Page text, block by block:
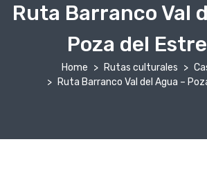
Ruta Barranco Val
Poza del
Home Rutas culturales
Ruta Barranco Val del Agua –